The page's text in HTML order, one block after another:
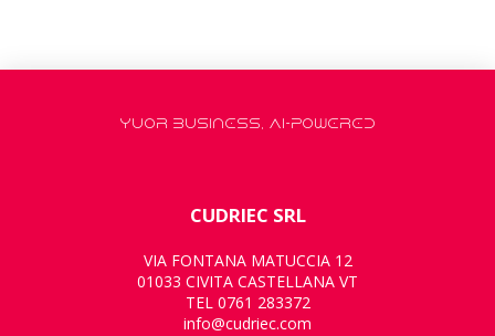
YUOR BUSINESS, AI-POWERED
CUDRIEC SRL
VIA FONTANA MATUCCIA 12
01033 CIVITA CASTELLANA VT
TEL 0761 283372
info@cudriec.com